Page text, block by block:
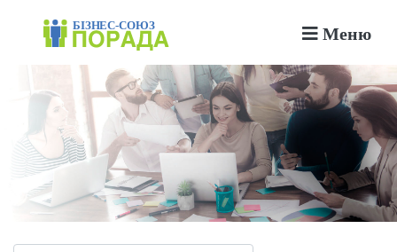
Меню